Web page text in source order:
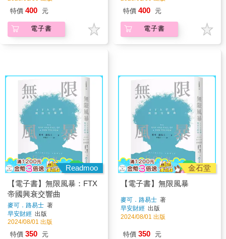
特價 400 元
電子書
特價 400 元
電子書
Readmoo
【電子書】無限風暴：FTX
帝國興衰交響曲
麥可．路易士 著
早安財經 出版
2024/08/01 出版
特價 350 元
金石堂
【電子書】無限風暴
麥可．路易士 著
早安財經 出版
2024/08/01 出版
特價 350 元